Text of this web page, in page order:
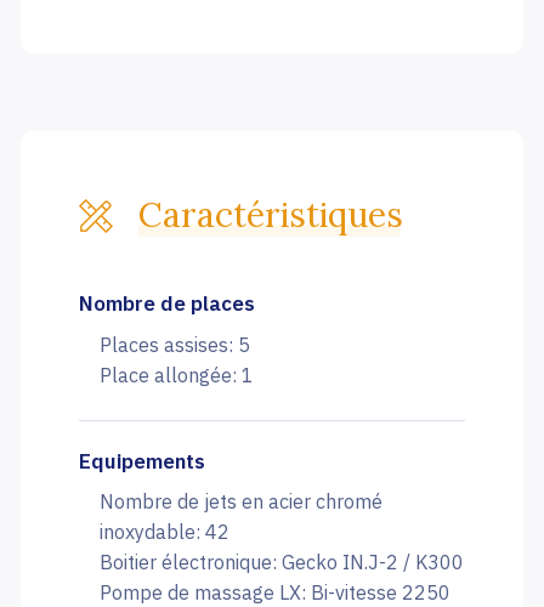
Caractéristiques
Nombre de places
Places assises: 5
Place allongée: 1
Equipements
Nombre de jets en acier chromé
inoxydable: 42
Boitier électronique: Gecko IN.J-2 / K300
Pompe de massage LX: Bi-vitesse 2250